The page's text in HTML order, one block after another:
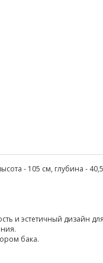
- 105 см, глубина -
и эстетичный дизайн
бака.